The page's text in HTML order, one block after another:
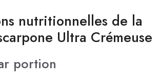
nutritionnelles de la
Ultra Crémeuse
portion